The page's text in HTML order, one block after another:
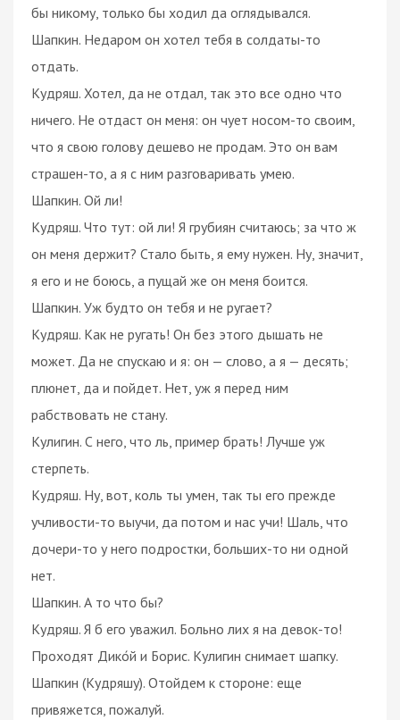
бы никому, только бы ходил да оглядывался.
Шапкин. Недаром он хотел тебя в солдаты-то
отдать.
Кудряш. Хотел, да не отдал, так это все одно что
ничего. Не отдаст он меня: он чует носом-то своим,
что я свою голову дешево не продам. Это он вам
страшен-то, а я с ним разговаривать умею.
Шапкин. Ой ли!
Кудряш. Что тут: ой ли! Я грубиян считаюсь; за что ж
он меня держит? Стало быть, я ему нужен. Ну, значит,
я его и не боюсь, а пущай же он меня боится.
Шапкин. Уж будто он тебя и не ругает?
Кудряш. Как не ругать! Он без этого дышать не
может. Да не спускаю и я: он — слово, а я — десять;
плюнет, да и пойдет. Нет, уж я перед ним
рабствовать не стану.
Кулигин. С него, что ль, пример брать! Лучше уж
стерпеть.
Кудряш. Ну, вот, коль ты умен, так ты его прежде
учливости-то выучи, да потом и нас учи! Шаль, что
дочери-то у него подростки, больших-то ни одной
нет.
Шапкин. А то что бы?
Кудряш. Я б его уважил. Больно лих я на девок-то!
Проходят Дико́й и Борис. Кулигин снимает шапку.
Шапкин (Кудряшу). Отойдем к стороне: еще
привяжется, пожалуй.